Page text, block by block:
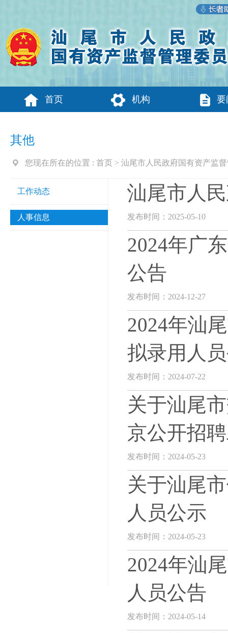
首页 机构 要
其他
您现在所在的位置 : 首页 > 汕尾市人民政府国有资产监
工作动态
人事信息
汕尾市人
发布时间：2025-05-10
2024年广
公告
发布时间：2024-12-27
2024年汕
拟录用人
发布时间：2024-07-22
关于汕尾
京公开招
发布时间：2024-05-23
关于汕尾
人员公示
发布时间：2024-05-23
2024年汕
人员公告
发布时间：2024-05-14